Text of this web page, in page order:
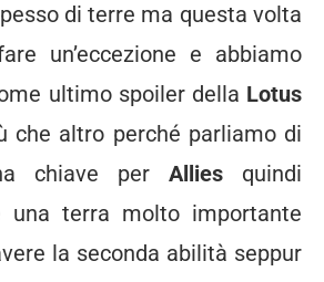
di terre ma questa volta
un’eccezione e abbiamo
ultimo spoiler della Lotus
che altro perché parliamo di
chiave per Allies quindi
una terra molto importante
la seconda abilità seppur